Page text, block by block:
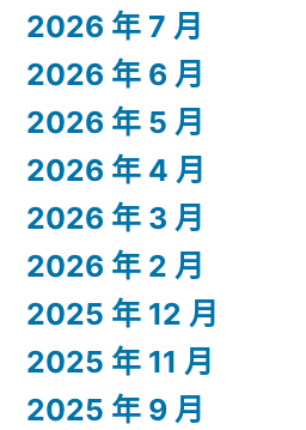
2026 年 7 月
2026 年 6 月
2026 年 5 月
2026 年 4 月
2026 年 3 月
2026 年 2 月
2025 年 12 月
2025 年 11 月
2025 年 9 月